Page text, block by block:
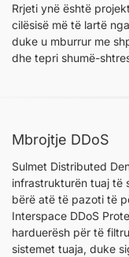
Rrjeti ynë është
cilësisë më të lartë
duke u mburrur me
dhe tepri shumë-
Mbrojtje DDoS
Sulmet Distributed
infrastrukturën tuaj të
bërë atë të pazoti të
Interspace DDoS
harduerësh për të
sistemet tuaja, duke